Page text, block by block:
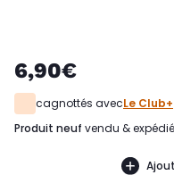
6,90€
cagnottés avecLe Club+
produit neuf vendu &